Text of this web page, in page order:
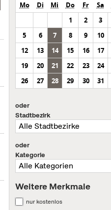
Mo Di Mi Do Fr Sa
1
2 3
5
6 7 8 9 10
12
13 14 15 16 17
19
20 21 22 23 24
26
27 28 29 30 31
oder
Stadtbezirk
oder
Kategorie
Weitere Merkmale
nur kostenlos